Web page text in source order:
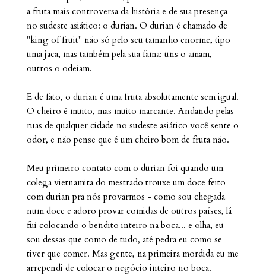
a fruta mais controversa da história e de sua presença
no sudeste asiático: o durian. O durian é chamado de
"king of fruit" não só pelo seu tamanho enorme, tipo
uma jaca, mas também pela sua fama: uns o amam,
outros o odeiam.
E de fato, o durian é uma fruta absolutamente sem igual.
O cheiro é muito, mas muito marcante. Andando pelas
ruas de qualquer cidade no sudeste asiático você sente o
odor, e não pense que é um cheiro bom de fruta não.
Meu primeiro contato com o durian foi quando um
colega vietnamita do mestrado trouxe um doce feito
com durian pra nós provarmos - como sou chegada
num doce e adoro provar comidas de outros países, lá
fui colocando o bendito inteiro na boca... e olha, eu
sou dessas que como de tudo, até pedra eu como se
tiver que comer. Mas gente, na primeira mordida eu me
arrependi de colocar o negócio inteiro no boca.